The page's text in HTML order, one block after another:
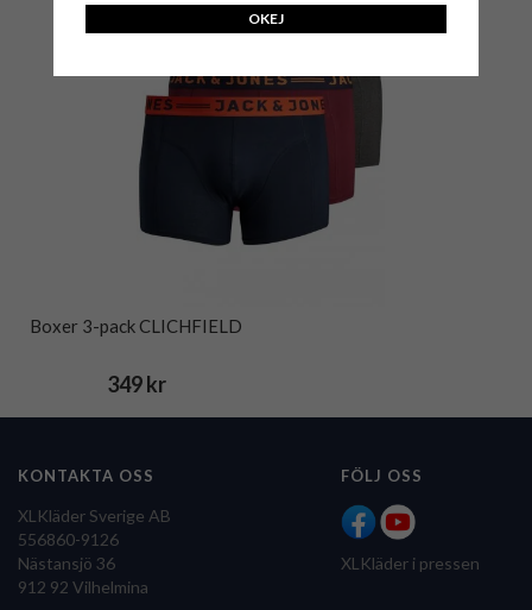
Boxer 3-pack CLICHFIELD
349 kr
KONTAKTA OSS
XLKläder Sverige AB
556860-9126
Nästansjö 36
912 92 Vilhelmina
FÖLJ OSS
XLKläder i pressen
OKEJ